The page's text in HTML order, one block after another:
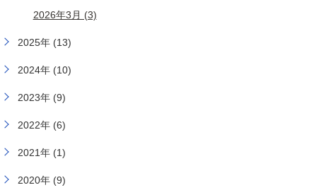
2026年3月 (3)
2025年 (13)
2024年 (10)
2023年 (9)
2022年 (6)
2021年 (1)
2020年 (9)